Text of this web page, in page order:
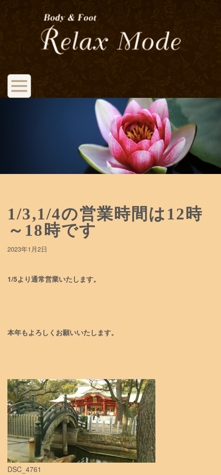
1/3,1/4の営業時間は12時
～18時です
2023年1月2日
1/5より通常営業いたします。
本年もよろしくお願いいたします。
DSC_4761